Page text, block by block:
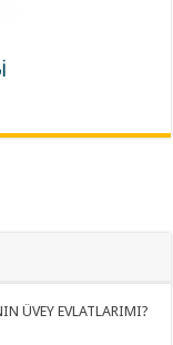
ÜVEY EVLATLARIMI?